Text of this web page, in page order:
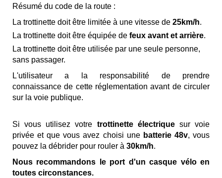
Résumé du code de la route :
La trottinette doit être limitée à une vitesse de 25km/h.
La trottinette doit être équipée de feux avant et arrière.
La trottinette doit être utilisée par une seule personne,
sans passager.
L'utilisateur a la responsabilité de prendre
connaissance de cette réglementation avant de circuler
sur la voie publique.
Si vous utilisez votre trottinette électriquesur voie
privée et que vous avez choisi une batterie 48v, vous
pouvez la débrider pour rouler à 30km/h.
Nous recommandons le port d'un casque vélo en
toutes circonstances.